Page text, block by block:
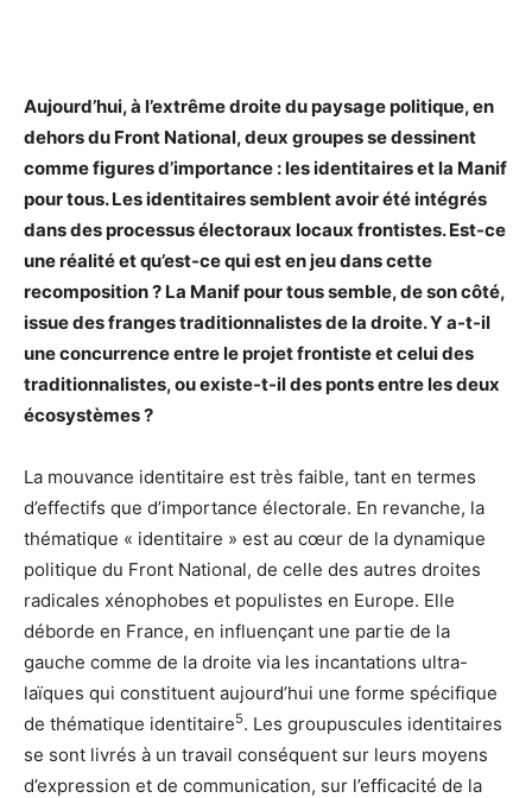
Aujourd’hui, à l’extrême droite du paysage politique, en
dehors du Front National, deux groupes se dessinent
comme figures d’importance : les identitaires et la Manif
pour tous. Les identitaires semblent avoir été intégrés
dans des processus électoraux locaux frontistes. Est-ce
une réalité et qu’est-ce qui est en jeu dans cette
recomposition ? La Manif pour tous semble, de son côté,
issue des franges traditionnalistes de la droite. Y a-t-il
une concurrence entre le projet frontiste et celui des
traditionnalistes, ou existe-t-il des ponts entre les deux
écosystèmes ?
La mouvance identitaire est très faible, tant en termes
d’effectifs que d’importance électorale. En revanche, la
thématique « identitaire » est au cœur de la dynamique
politique du Front National, de celle des autres droites
radicales xénophobes et populistes en Europe. Elle
déborde en France, en influençant une partie de la
gauche comme de la droite via les incantations ultra-
laïques qui constituent aujourd’hui une forme spécifique
de thématique identitaire5. Les groupuscules identitaires
se sont livrés à un travail conséquent sur leurs moyens
d’expression et de communication, sur l’efficacité de la